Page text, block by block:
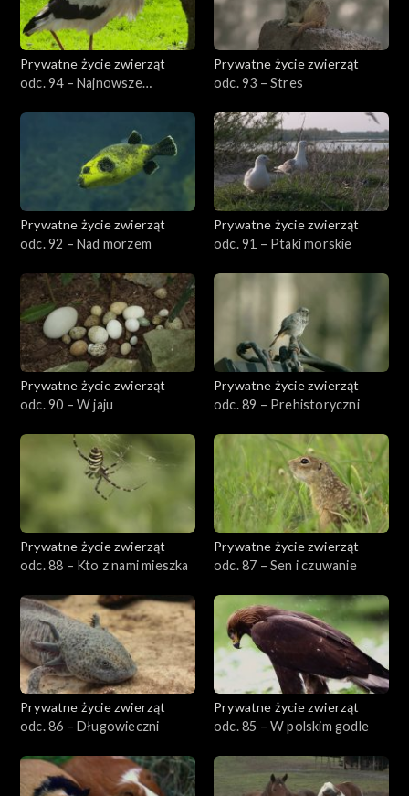
Prywatne życie zwierząt
odc. 94 – Najnowsze
Prywatne życie zwierząt
odc. 93 – Stres
Prywatne życie zwierząt
odc. 92 – Nad morzem
Prywatne życie zwierząt
odc. 91 – Ptaki morskie
Prywatne życie zwierząt
odc. 90 – W jaju
Prywatne życie zwierząt
odc. 89 – Prehistoryczni
Prywatne życie zwierząt
odc. 88 – Kto z nami mieszka
Prywatne życie zwierząt
odc. 87 – Sen i czuwanie
Prywatne życie zwierząt
odc. 86 – Długowieczni
Prywatne życie zwierząt
odc. 85 – W polskim godle